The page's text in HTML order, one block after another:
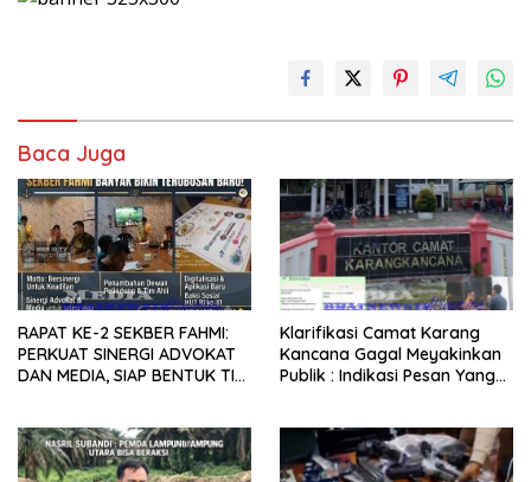
Baca Juga
RAPAT KE-2 SEKBER FAHMI:
PERKUAT SINERGI ADVOKAT
DAN MEDIA, SIAP BENTUK TIM
Klarifikasi Camat Karang
Kancana Gagal Meyakinkan
Publik : Indikasi Pesan Yang